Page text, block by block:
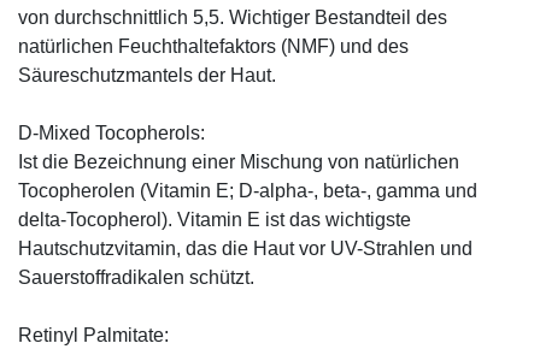
von durchschnittlich 5,5. Wichtiger Bestandteil des
natürlichen Feuchthaltefaktors (NMF) und des
Säureschutzmantels der Haut.
D-Mixed Tocopherols:
Ist die Bezeichnung einer Mischung von natürlichen
Tocopherolen (Vitamin E; D-alpha-, beta-, gamma und
delta-Tocopherol). Vitamin E ist das wichtigste
Hautschutzvitamin, das die Haut vor UV-Strahlen und
Sauerstoffradikalen schützt.
Retinyl Palmitate: